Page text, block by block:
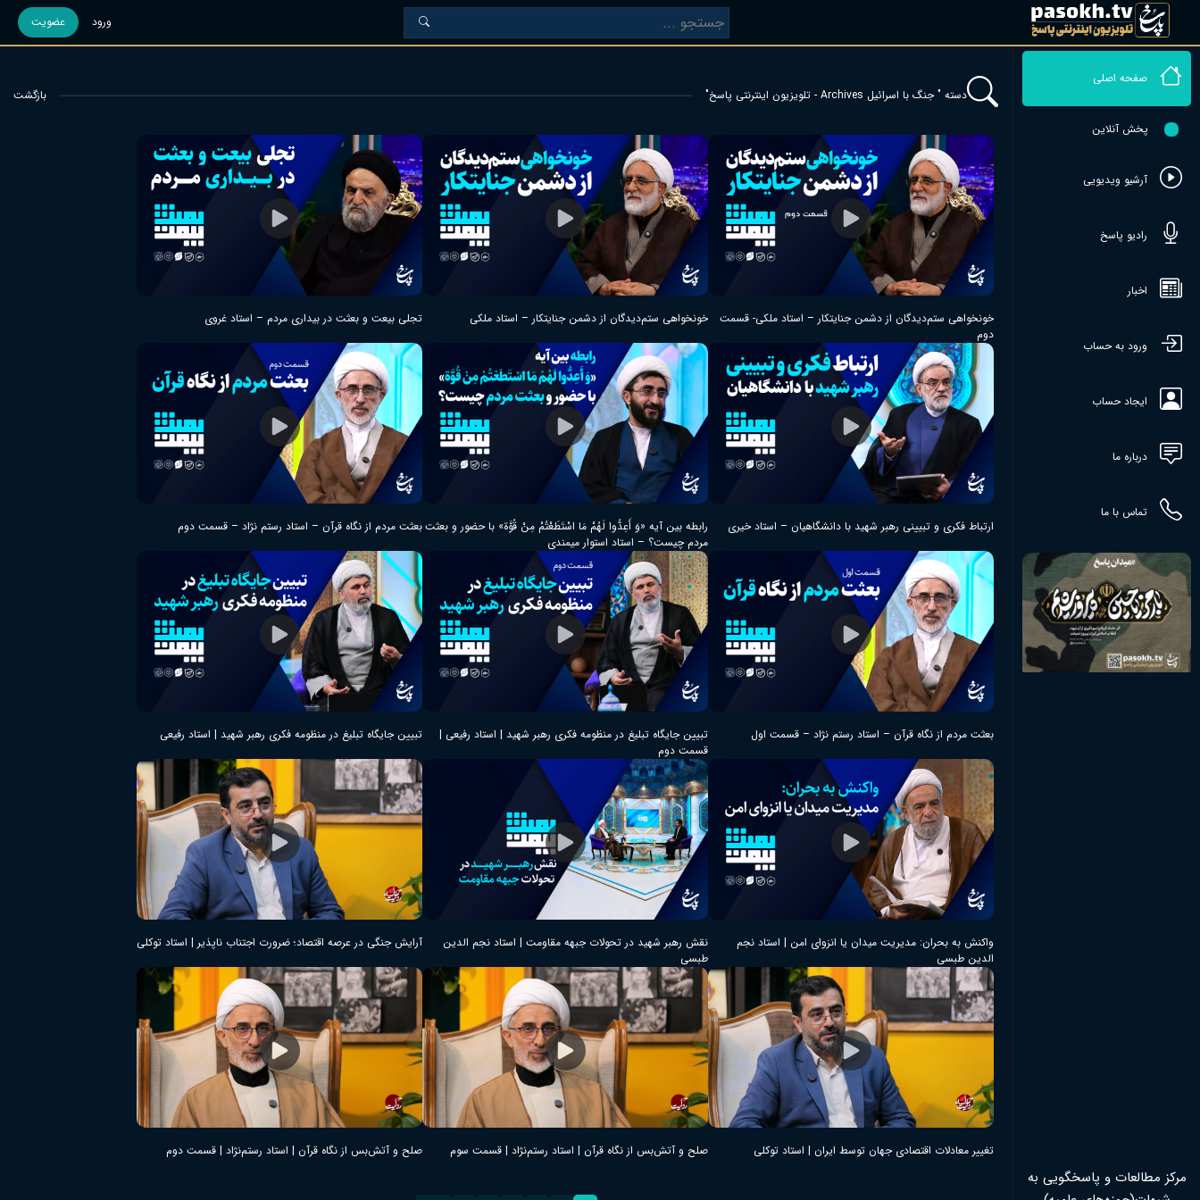
ورود عضویت
صفحه اصلی
پخش آنلاین
آرشیو ویدیویی
رادیو پاسخ
اخبار
ورود به حساب
ایجاد حساب
درباره ما
تماس با ما
مرکز مطالعات و پاسخگویی به
دسته " جنگ با اسرائیل Archives - تلویزیون اینترنتی پاسخ" بازگشت
خونخواهی ستم‌دیدگان از دشمن جنایتکار – استاد ملکی- قسمت
دوم
خونخواهی ستم‌دیدگان از دشمن جنایتکار – استاد ملکی تجلی بیعت و بعثت در بیداری مردم – استاد غروی
ارتباط فکری و تبیینی رهبر شهید با دانشگاهیان – استاد خیری
رابطه بین آیه «وَ أَعِدُّوا لَهُمْ مَا اسْتَطَعْتُمْ مِنْ قُوَّة» با حضور و بعثت
مردم چیست؟ – استاد استوار میمندی
بعثت مردم از نگاه قرآن – استاد رستم نژاد – قسمت دوم
بعثت مردم از نگاه قرآن – استاد رستم نژاد – قسمت اول
تبیین جایگاه تبلیغ در منظومه فکری رهبر شهید | استاد رفیعی |
قسمت دوم
تبیین جایگاه تبلیغ در منظومه فکری رهبر شهید | استاد رفیعی
واکنش به بحران: مدیریت میدان یا انزوای امن | استاد نجم
الدین طبسی
نقش رهبر شهید در تحولات جبهه مقاومت | استاد نجم الدین
طبسی
آرایش جنگی در عرصه اقتصاد؛ ضرورت اجتناب نا‌پذیر | استاد توکلی
تغییر معادلات اقتصادی جهان توسط ایران | استاد توکلی صلح و آتش‌بس از نگاه قرآن | استاد رستم‌نژاد | قسمت سوم صلح و آتش‌بس از نگاه قرآن | استاد رستم‌نژاد | قسمت دوم